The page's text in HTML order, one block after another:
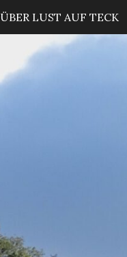
ÜBER LUST AUF TECK